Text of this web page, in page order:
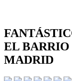
EL
MADRID